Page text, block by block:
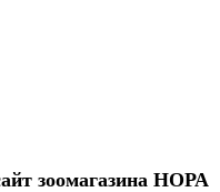
зоомагазина НОРА